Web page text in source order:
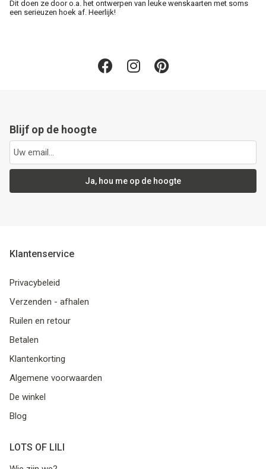
Dit doen ze door o.a. het ontwerpen van leuke wenskaarten met soms
een serieuzen hoek af. Heerlijk!
Blijf op de hoogte
Ja, hou me op de hoogte
Klantenservice
Privacybeleid
Verzenden - afhalen
Ruilen en retour
Betalen
Klantenkorting
Algemene voorwaarden
De winkel
Blog
LOTS OF LILI